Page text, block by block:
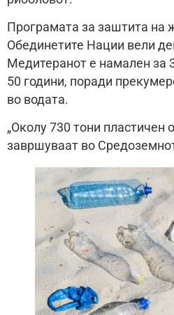
Програмата за заштита на
Обединетите Нации вели
Медитеранот е намален за
50 години, поради
во водата.
„Околу 730 тони пластичен
завршуваат во